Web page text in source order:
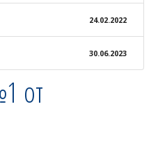
24.02.2022
30.06.2023
от